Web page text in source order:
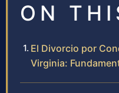
ON
El Divorcio por
Virginia: